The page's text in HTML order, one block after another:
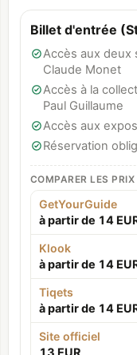
Billet d'entrée
Accès aux deux
Claude Monet
Accès à la
Paul Guillaume
Accès aux
Réservation
COMPARER LES PRIX
GetYourGuide
à partir de 14
Klook
à partir de 14
Tiqets
à partir de 14
Site officiel
13 EUR